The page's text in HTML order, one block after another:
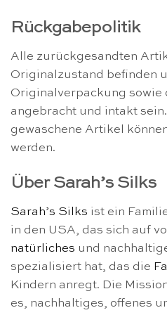
Rückgabepolitik
Alle zurückgesandten
Originalzustand befinden
Originalverpackung sowie
angebracht und intakt
gewaschene Artikel
werden.
Über Sarah’s Silks
Sarah’s Silks ist ein
in den USA, das sich auf
natürliches und
spezialisiert hat, das die
Kindern anregt. Die
es, nachhaltiges, offenes